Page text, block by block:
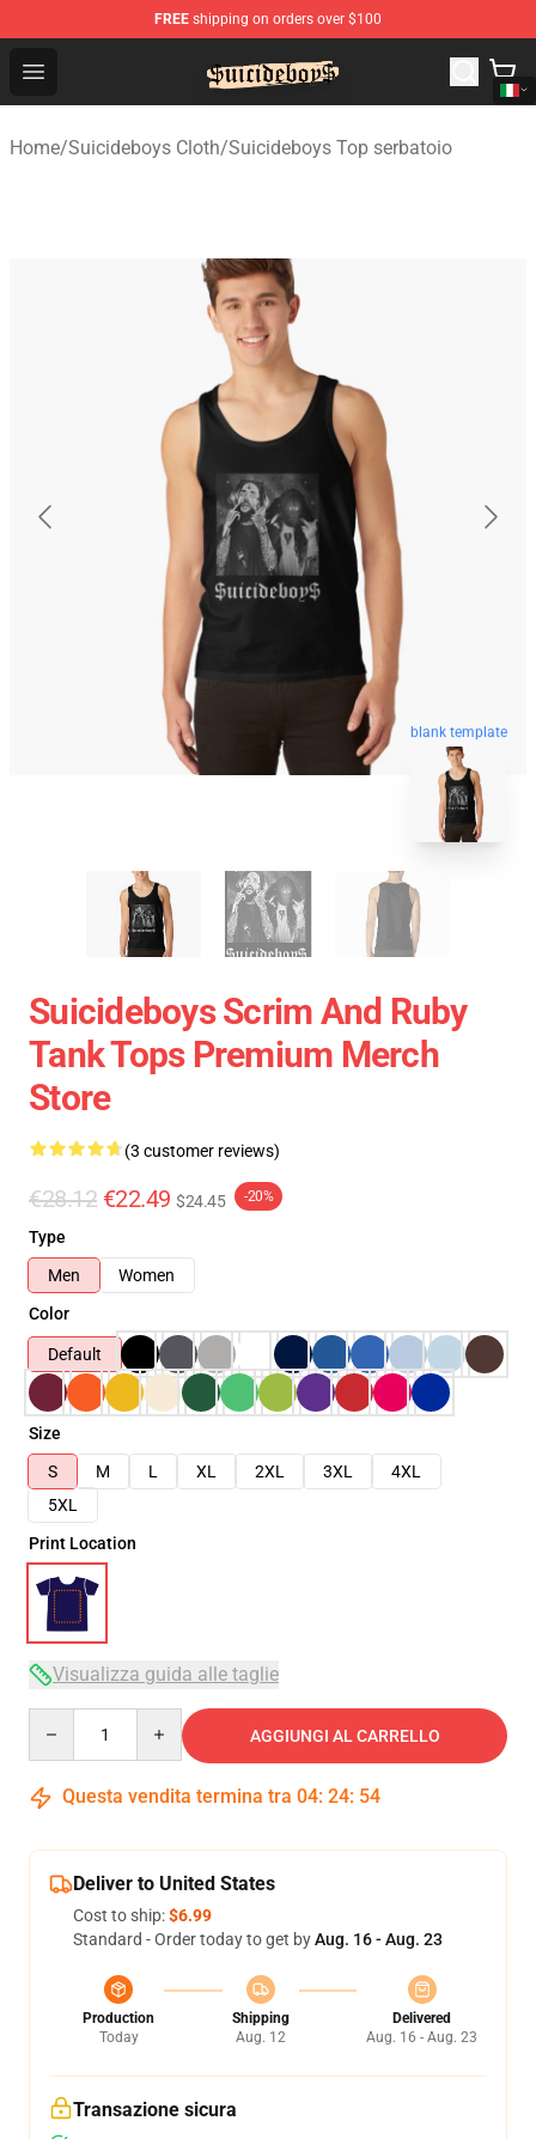
FREE shipping on orders over $100
Open menu
$uicideboy$ Shop - Official $uicideboy$ Merchandise
Home/Suicideboys Cloth/Suicideboys Top serbatoio
blank template
Suicideboys Scrim And Ruby
Tank Tops Premium Merch
Store
(3 customer reviews)
€28.12 €22.49 $24.45 -20%
Type
Men
Women
Color
Default
Size
S
M L XL 2XL 3XL
4XL
5XL
Print Location
Visualizza guida alle taglie
AGGIUNGI AL CARRELLO
Questa vendita termina tra 04: 24: 54
Deliver to United States
Cost to ship:$6.99
Standard - Order today to get byAug. 16 - Aug. 23
Production
Today
Shipping
Aug. 12
Delivered
Aug. 16 - Aug. 23
Transazione sicura